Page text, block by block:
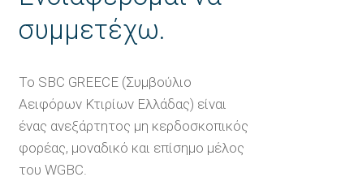
συμμετέχω.
Το SBC GREECE (Συμβούλιο
Αειφόρων Κτιρίων Ελλάδας) είναι
ένας ανεξάρτητος μη κερδοσκοπικός
φορέας, μοναδικό και επίσημο μέλος
του WGBC.